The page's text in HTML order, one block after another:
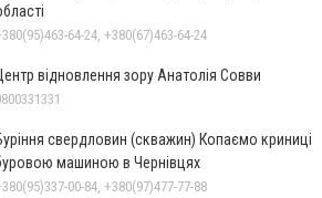
64-24, +380(67)463-64-24
відновлення зору Анатолія Совви
свердловин (скважин) Копаємо криниці
машиною в Чернівцях
00-84, +380(97)477-77-88